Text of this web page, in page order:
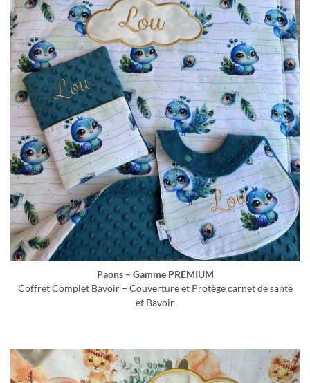
Paons – Gamme PREMIUM
Coffret Complet Bavoir – Couverture et Protège carnet de santé
et Bavoir